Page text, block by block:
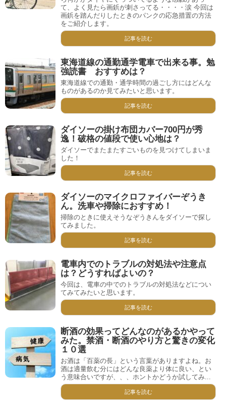
て、よく見たら画鋲が刺さってる・・・・涙 今回は
画鋲を踏んだりしたときのパンクの応急措置の方法
をご紹介します。
記事を読む
東海道線の通勤通学電車で出来る事。勉
強読書 おすすめは？
東海道線での通勤・通学時間の過ごし方にはどんな
ものがあるのか見てみたいと思います。
記事を読む
ダイソーの掛け布団カバー700円が秀
逸！破格の値段で使い心地は？
ダイソーでまたまたすごいものを見つけてしまいま
した！
記事を読む
ダイソーのマイクロファイバーぞうき
ん。洗車や掃除におすすめ！
掃除のときに使えそうなぞうきんをダイソーで探し
てみました。
記事を読む
電車内でのトラブルの対処法や注意点
は？どうすればよいの？
今回は、電車の中でのトラブルの対処法などについ
てみてみたいと思います。
記事を読む
断酒の効果ってどんなのがあるかやって
みた。禁酒・断酒のやり方と驚きの変化
１０選
お酒は「百薬の長」という言葉がありますよね。お
酒は適量飲む分にはどんな良薬より体に良い、とい
う意味合いですが、、、ホントかどうか試してみ...
記事を読む